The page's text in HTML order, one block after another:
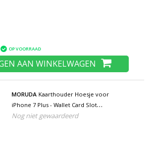
OP VOORRAAD
AAN WINKELWAGEN
MORUDA Kaarthouder Hoesje voor
iPhone 7 Plus - Wallet Card Slot
Portemonnee Flip Cover Case - Blauw
Nog niet gewaardeerd